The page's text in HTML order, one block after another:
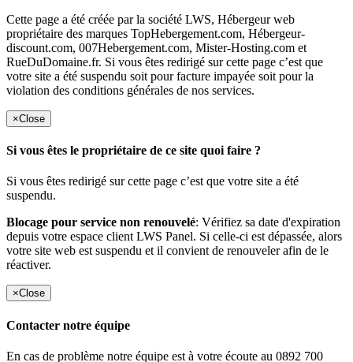
Cette page a été créée par la société LWS, Hébergeur web
propriétaire des marques TopHebergement.com, Hébergeur-
discount.com, 007Hebergement.com, Mister-Hosting.com et
RueDuDomaine.fr. Si vous êtes redirigé sur cette page c’est que
votre site a été suspendu soit pour facture impayée soit pour la
violation des conditions générales de nos services.
×Close
Si vous êtes le propriétaire de ce site quoi faire ?
Si vous êtes redirigé sur cette page c’est que votre site a été
suspendu.
Blocage pour service non renouvelé: Vérifiez sa date d'expiration
depuis votre espace client LWS Panel. Si celle-ci est dépassée, alors
votre site web est suspendu et il convient de renouveler afin de le
réactiver.
×Close
Contacter notre équipe
En cas de problème notre équipe est à votre écoute au 0892 700